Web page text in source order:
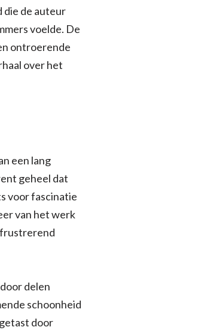
die de auteur
voelde. De
ontroerende
over het
een lang
geheel dat
voor fascinatie
van het werk
frustrerend
delen
schoonheid
door